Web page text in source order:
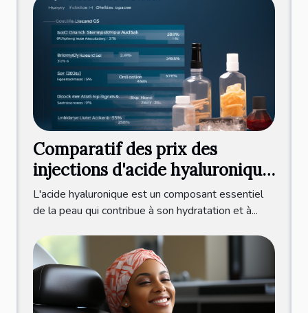
Comparatif des prix des
injections d'acide hyaluronique
à l'international
L'acide hyaluronique est un composant essentiel
de la peau qui contribue à son hydratation et à...